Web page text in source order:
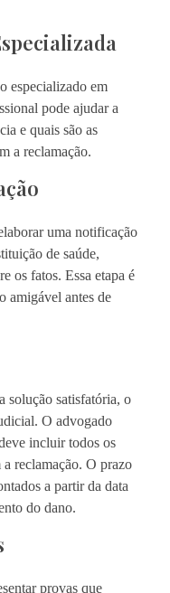
especializado em
pode ajudar a
e quais são as
a reclamação.
uma notificação
de saúde,
os fatos. Essa etapa é
amigável antes de
solução satisfatória, o
O advogado
incluir todos os
a reclamação. O prazo
a partir da data
do dano.
provas que